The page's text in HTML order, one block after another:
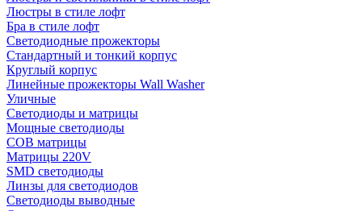
Люстры в стиле лофт
Бра в стиле лофт
Светодиодные прожекторы
Стандартный и тонкий корпус
Круглый корпус
Линейные прожекторы Wall Washer
Уличные
Светодиоды и матрицы
Мощные светодиоды
COB матрицы
Матрицы 220V
SMD светодиоды
Линзы для светодиодов
Светодиоды выводные